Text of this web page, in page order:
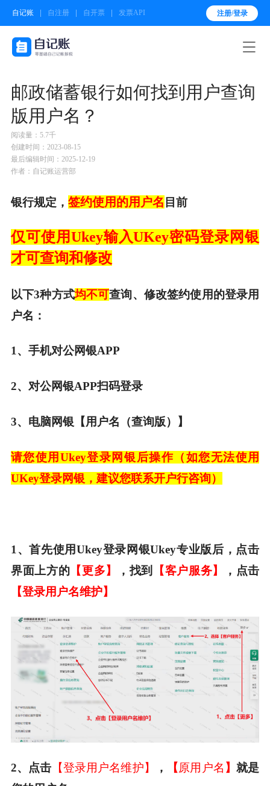
自记账 自注册 自开票 发票API 注册/登录

邮政储蓄银行如何找到用户查询
版用户名？
阅读量：5.7千
创建时间：2023-08-15
最后编辑时间：2025-12-19
作者：自记账运营部
银行规定， 签约使用的用户名 目前
仅可使用Ukey输入UKey密码登录网银
才可查询和修改
以下3种方式均不可查询、修改签约使用的登录用
户名：
1、手机对公网银APP
2、对公网银APP扫码登录
3、电脑网银【用户名（查询版）】
请您使用Ukey登录网银后操作（如您无法使用
UKey登录网银，建议您联系开户行咨询）
1、首先使用Ukey登录网银Ukey专业版后 ，点击
界面上方的 【更多】 ，找到 【客户服务】
，点击
【登录用户名维护】
2、点击 【登录用户名维护】 ， 【原用户名 】 就是